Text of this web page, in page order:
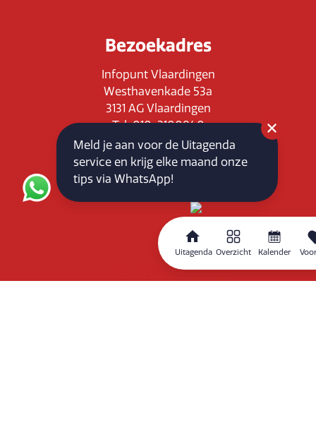
Uitagenda Overzicht Kalender
Bezoekadres
Infopunt Vlaardingen
Westhavenkade 53a
3131 AG Vlaardingen
Tel: 010-3100840
E-mail: info@vlaardingenpartners.nl
KvK: 71555544
BTW : NL858760939B01
Routeplanner
Meld je aan voor de Uitagenda
service en krijg elke maand onze
tips via WhatsApp!